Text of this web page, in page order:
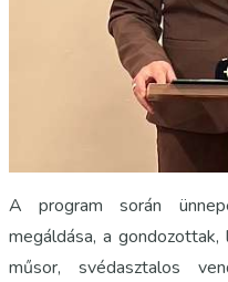
A program során
megáldása, a
műsor, svédasztalos